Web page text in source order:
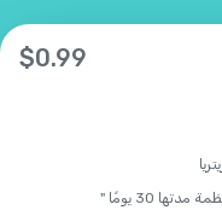
$0.99